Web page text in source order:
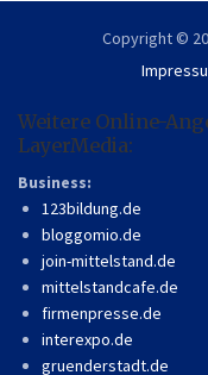
Copyright ©
Weitere Online-
LayerMedia:
Business:
123bildung.de
bloggomio.de
join-mittelstand.de
mittelstandcafe.de
firmenpresse.de
interexpo.de
gruenderstadt.de